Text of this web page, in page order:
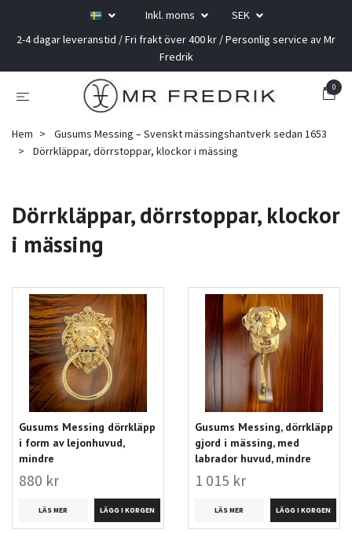
Inkl. moms
SEK
2-4 dagar leveranstid / Fri frakt över 400 kr / Personlig service av Mr
Fredrik
0
Hem
Gusums Messing – Svenskt mässingshantverk sedan 1653
Dörrkläppar, dörrstoppar, klockor i mässing
Dörrkläppar, dörrstoppar, klockor
i mässing
Gusums Messing dörrkläpp
i form av lejonhuvud,
mindre
880 kr
LÄS MER
Gusums Messing, dörrkläpp
gjord i mässing, med
labrador huvud, mindre
1 015 kr
LÄS MER